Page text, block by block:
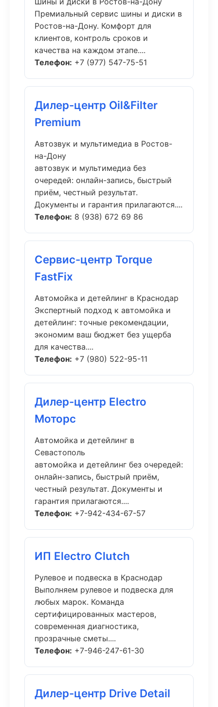
Премиальный сервис шины и диски в
Ростов-на-Дону. Комфорт для
клиентов, контроль сроков и
качества на каждом этапе....
Телефон: +7 (977) 547-75-51
Дилер-центр Oil&Filter
Premium
Автозвук и мультимедиа в Ростов-
на-Дону
автозвук и мультимедиа без
очередей: онлайн-запись, быстрый
приём, честный результат.
Документы и гарантия прилагаются....
Телефон: 8 (938) 672 69 86
Сервис-центр Torque
FastFix
Автомойка и детейлинг в Краснодар
Экспертный подход к автомойка и
детейлинг: точные рекомендации,
экономим ваш бюджет без ущерба
для качества....
Телефон: +7 (980) 522-95-11
Дилер-центр Electro
Моторс
Автомойка и детейлинг в
Севастополь
автомойка и детейлинг без очередей:
онлайн-запись, быстрый приём,
честный результат. Документы и
гарантия прилагаются....
Телефон: +7-942-434-67-57
ИП Electro Clutch
Рулевое и подвеска в Краснодар
Выполняем рулевое и подвеска для
любых марок. Команда
сертифицированных мастеров,
современная диагностика,
прозрачные сметы....
Телефон: +7-946-247-61-30
Дилер-центр Drive Detail